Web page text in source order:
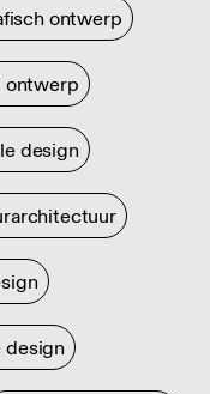
ontwerp
ontwerp
design
design